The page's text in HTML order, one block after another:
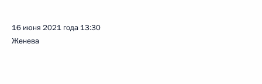
16 июня 2021 года 13:30
Женева